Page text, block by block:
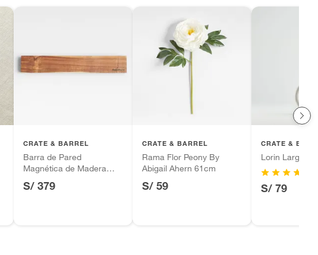
CRATE & BARREL
Barra de Pared
Magnética de Madera
S/ 379
CRATE & BARREL
Rama Flor Peony By
Abigail Ahern 61cm
S/ 59
CRATE &
Lorin Large
S/ 79